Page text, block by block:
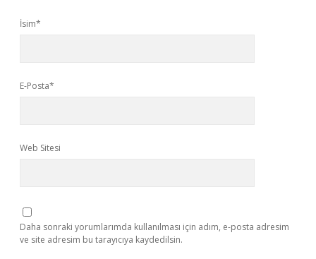
İsim*
E-Posta*
Web Sitesi
Daha sonraki yorumlarımda kullanılması için adım, e-posta adresim
ve site adresim bu tarayıcıya kaydedilsin.